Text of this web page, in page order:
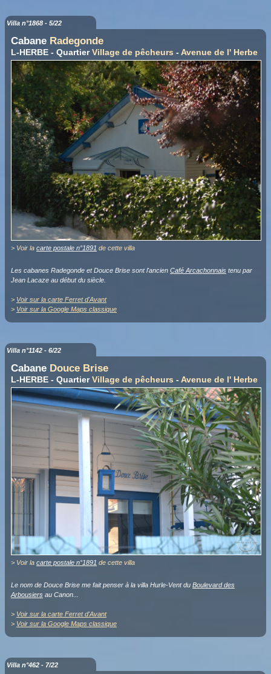
Villa n°1868 - 5/22
Cabane Radegonde
L-HERBE - QuartierVillage de pêcheurs - Avenue de l' Herbe
> Voir la carte postale n°1891 de cette villa
Les cabanes Radegonde et Douce Brise sont l'ancien Café Arcachonnais tenu par
Jean Lacaze au début du siècle.
> Voir sur la carte Ferret d'Avant
> Voir sur la Google Maps classique
Villa n°1142 - 6/22
Cabane Douce Brise
L-HERBE - QuartierVillage de pêcheurs - Avenue de l' Herbe
> Voir la carte postale n°1891 de cette villa
Le nom de Douce Brise me fait penser à la villa Hurle-Vent du Boulevard des
Arbousiers au Canon...
> Voir sur la carte Ferret d'Avant
> Voir sur la Google Maps classique
Villa n°462 - 7/22